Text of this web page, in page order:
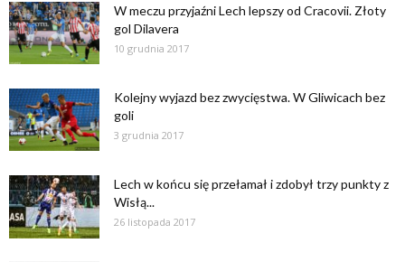
W meczu przyjaźni Lech lepszy od Cracovii. Złoty
gol Dilavera
10 grudnia 2017
Kolejny wyjazd bez zwycięstwa. W Gliwicach bez
goli
3 grudnia 2017
Lech w końcu się przełamał i zdobył trzy punkty z
Wisłą...
26 listopada 2017